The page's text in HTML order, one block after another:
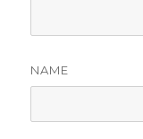
NAME